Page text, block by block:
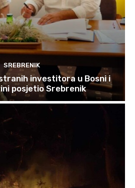
SREBRENIK
investitora u Bosni i
posjetio Srebrenik